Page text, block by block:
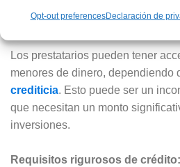
Opt-out preferencesDeclaración de
Límites de préstamo inferiores:
Los prestatarios pueden tener
menores de dinero, dependiendo
crediticia. Esto puede ser un
que necesitan un monto
inversiones.
Requisitos rigurosos de crédito: